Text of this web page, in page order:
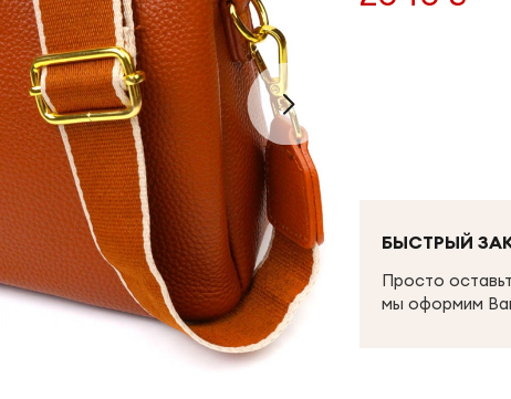
БЫСТРЫЙ
Просто
мы оформим